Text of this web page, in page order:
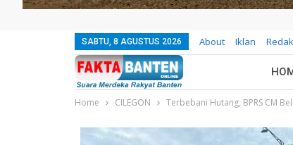
SABTU, 8 AGUSTUS 2026 About Iklan
Home CILEGON Terbebani Hutang, BPRS CM